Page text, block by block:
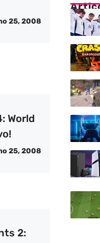
25, 2008
World
25, 2008
2: